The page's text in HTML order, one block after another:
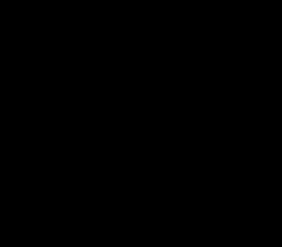
dag al shinen met jouw birthstone sieraad!*
Zo is het uitpakken van jouw sieraad met